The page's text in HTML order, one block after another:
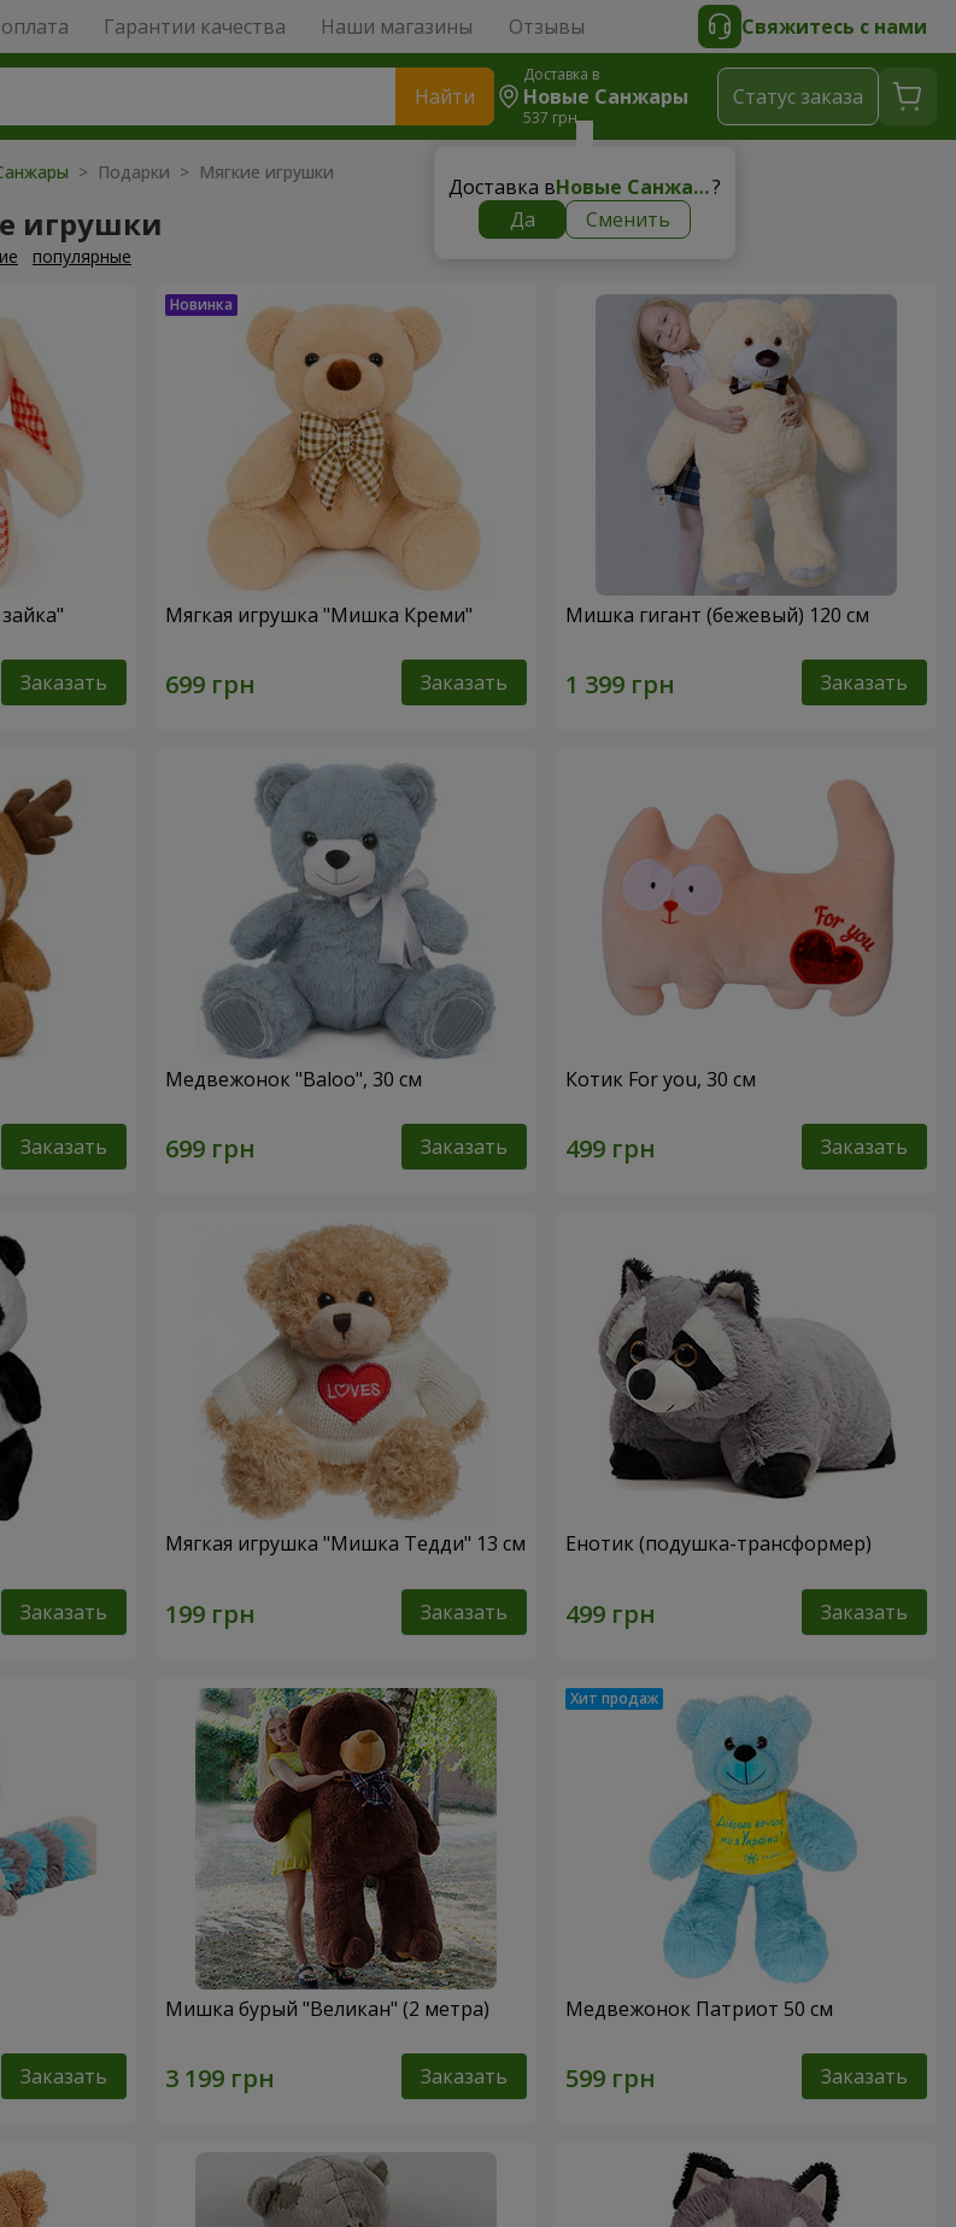
Гарантии качества Наши магазины Отзывы Свяжитесь с нами
Найти
Доставка в
Новые Санжары
537 грн
Доставка в Новые Санжары?
Да
Сменить
Cтатус заказа
> Подарки > Мягкие игрушки
игрушки
популярные
Заказать
Мягкая игрушка "Мишка Креми"
Заказать
Мишка гигант (бежевый) 120 см
Заказать
Заказать
Медвежонок "Baloo", 30 см
Заказать
Котик For you, 30 см
Заказать
Заказать
Мягкая игрушка "Мишка Тедди" 13 см
Заказать
Енотик (подушка-трансформер)
Заказать
Заказать
Мишка бурый "Великан" (2 метра)
Заказать
Медвежонок Патриот 50 см
Заказать